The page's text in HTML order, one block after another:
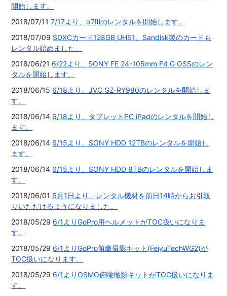
開始します。
2018/07/117/17より、α7Ⅲのレンタルを開始します。
2018/07/09 SDXCカード128GB UHS1、Sandisk製のカードも
レンタル始めました。
2018/06/21 6/22より、SONY FE 24-105mm F4 G OSSのレン
タルを開始します。
2018/06/15 6/18より、JVC GZ-RY980のレンタルを開始しま
す。
2018/06/14 6/18より、タブレットPC iPadのレンタルを開始し
ます。
2018/06/14 6/15より、SONY HDD 12TBのレンタルを開始し
ます。
2018/06/14 6/15より、SONY HDD 8TBのレンタルを開始しま
す。
2018/06/01 6月1日より、レンタル機材を前日14時からお引取
りいただけるようになりました。
2018/05/29 6/1よりGoPro用ヘルメットがTOC扱いになりま
す。
2018/05/29 6/1よりGoPro俯瞰撮影キット(FeiyuTechWG2)が
TOC扱いになります。
2018/05/29 6/1よりOSMO俯瞰撮影キットがTOC扱いになりま
す。